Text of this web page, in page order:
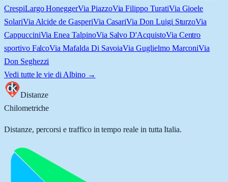
CrespiLargo HoneggerVia PiazzoVia Filippo TuratiVia Gioele
SolariVia Alcide de GasperiVia CasariVia Don Luigi SturzoVia
CappucciniVia Enea TalpinoVia Salvo D'AcquistoVia Centro
sportivo FalcoVia Mafalda Di SavoiaVia Guglielmo MarconiVia
Don Seghezzi
Vedi tutte le vie di Albino→
Distanze
Chilometriche
Distanze, percorsi e traffico in tempo reale in tutta Italia.